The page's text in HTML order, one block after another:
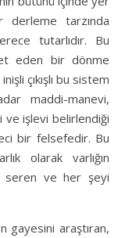
tarzında
tutarlıdır. Bu
eden bir dönme
çıkışlı bu sistem
maddi-manevi,
ve işlevi belirlendiği
bir felsefedir. Bu
olarak varlığın
seren ve her şeyi
gayesini araştıran,